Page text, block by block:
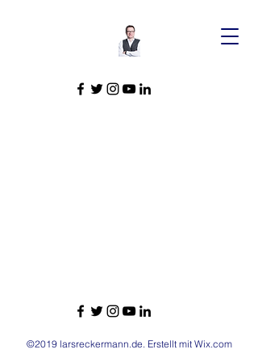
©2019 larsreckermann.de. Erstellt mit Wix.com